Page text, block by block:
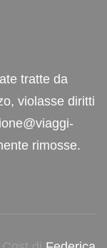
tratte da
violasse diritti
rimosse.